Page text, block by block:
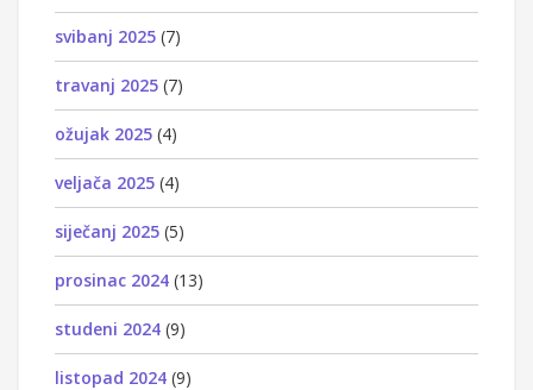
svibanj 2025 (7)
travanj 2025 (7)
ožujak 2025 (4)
veljača 2025 (4)
siječanj 2025 (5)
prosinac 2024 (13)
studeni 2024 (9)
listopad 2024 (9)